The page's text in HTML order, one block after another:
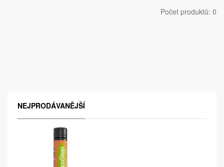
Počet produktů: 0
NEJPRODÁVANĚJŠÍ